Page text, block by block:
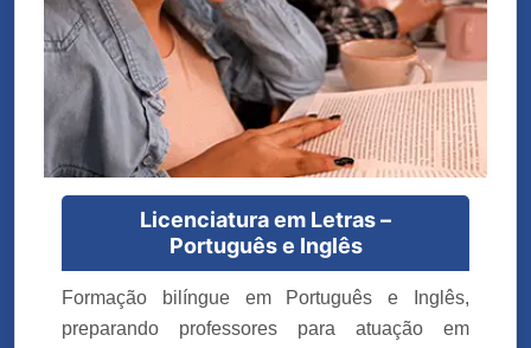
Licenciatura em Letras –
Português e Inglês
Formação bilíngue em Português e Inglês,
preparando professores para atuação em